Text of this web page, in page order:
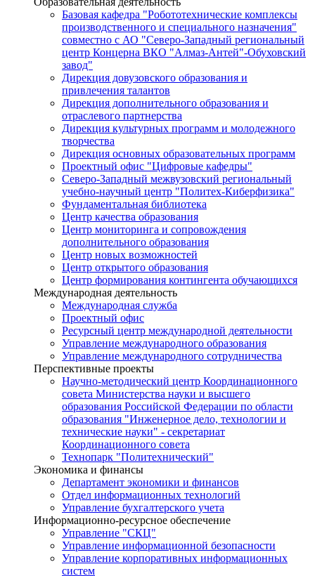
Базовая кафедра "Робототехнические комплексы
производственного и специального назначения"
совместно с АО "Северо-Западный региональный
центр Концерна ВКО "Алмаз-Антей"-Обуховский
завод"
Дирекция довузовского образования и
привлечения талантов
Дирекция дополнительного образования и
отраслевого партнерства
Дирекция культурных программ и молодежного
творчества
Дирекция основных образовательных программ
Проектный офис "Цифровые кафедры"
Северо-Западный межвузовский региональный
учебно-научный центр "Политех-Киберфизика"
Фундаментальная библиотека
Центр качества образования
Центр мониторинга и сопровождения
дополнительного образования
Центр новых возможностей
Центр открытого образования
Центр формирования контингента обучающихся
Международная деятельность
Международная служба
Проектный офис
Ресурсный центр международной деятельности
Управление международного образования
Управление международного сотрудничества
Перспективные проекты
Научно-методический центр Координационного
совета Министерства науки и высшего
образования Российской Федерации по области
образования "Инженерное дело, технологии и
технические науки" - секретариат
Координационного совета
Технопарк "Политехнический"
Экономика и финансы
Департамент экономики и финансов
Отдел информационных технологий
Управление бухгалтерского учета
Информационно-ресурсное обеспечение
Управление "СКЦ"
Управление информационной безопасности
Управление корпоративных информационных
систем